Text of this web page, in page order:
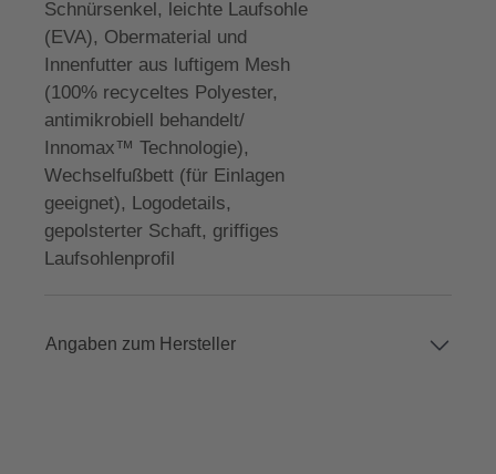
Schnürsenkel, leichte Laufsohle
(EVA), Obermaterial und
Innenfutter aus luftigem Mesh
(100% recyceltes Polyester,
antimikrobiell behandelt/
Innomax™ Technologie),
Wechselfußbett (für Einlagen
geeignet), Logodetails,
gepolsterter Schaft, griffiges
Laufsohlenprofil
Angaben zum Hersteller